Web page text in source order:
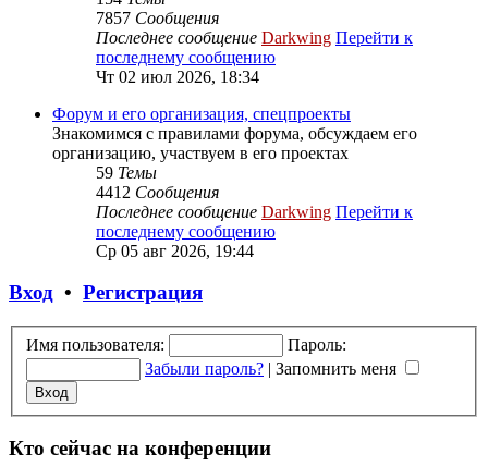
7857 Сообщения
Последнее сообщение Darkwing Перейти к
последнему сообщению
Чт 02 июл 2026, 18:34
Форум и его организация, спецпроекты
Знакомимся с правилами форума, обсуждаем его
организацию, участвуем в его проектах
59 Темы
4412 Сообщения
Последнее сообщение Darkwing Перейти к
последнему сообщению
Ср 05 авг 2026, 19:44
Вход • Регистрация
Имя пользователя:
Пароль:
Забыли пароль? | Запомнить меня
Кто сейчас на конференции